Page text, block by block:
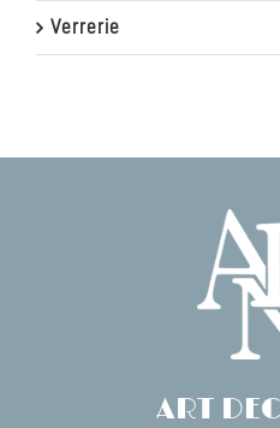
Verrerie
ART